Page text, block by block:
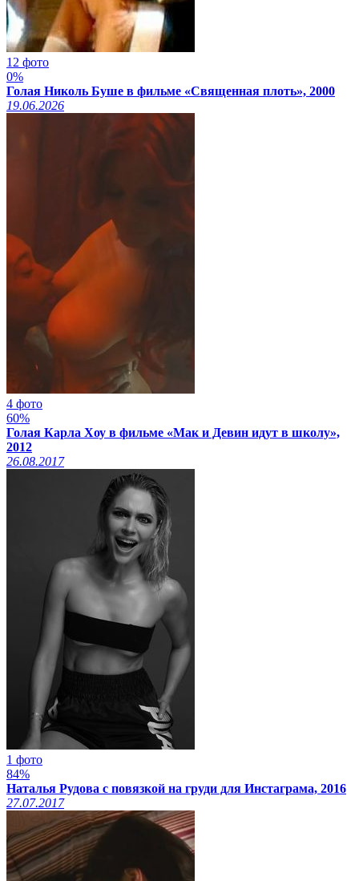
12 фото
0%
Голая Николь Буше в фильме «Священная плоть», 2000
19.06.2026
4 фото
60%
Голая Карла Хоу в фильме «Мак и Девин идут в школу»,
2012
26.08.2017
1 фото
84%
Наталья Рудова с повязкой на груди для Инстаграма, 2016
27.07.2017